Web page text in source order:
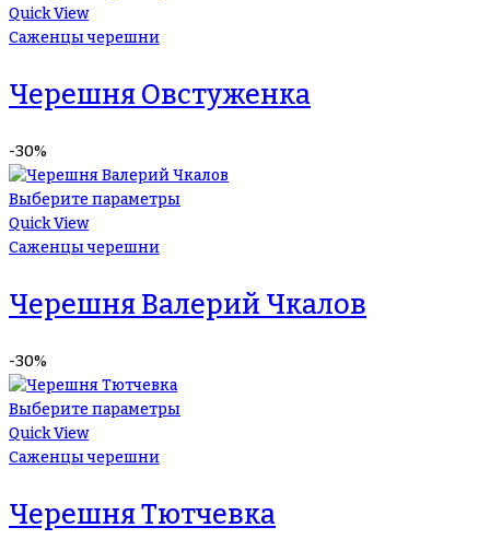
Quick View
Саженцы черешни
Черешня Овстуженка
-30%
Выберите параметры
Quick View
Саженцы черешни
Черешня Валерий Чкалов
-30%
Выберите параметры
Quick View
Саженцы черешни
Черешня Тютчевка